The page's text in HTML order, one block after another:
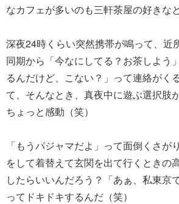
なカフェが多いのも三軒茶屋の好きなと
深夜24時くらい突然携帯が鳴って、近
同期から「今なにしてる？お茶しよう
るんだけど、こない？」って連絡がく
て、そんなとき、真夜中に遊ぶ選択肢
ちょっと感動（笑）
「もうパジャマだよ」って面倒くさが
をして着替えて玄関を出て行くときの
したらいいんだろう？「あぁ、私東京
ってドキドキするんだ（笑）